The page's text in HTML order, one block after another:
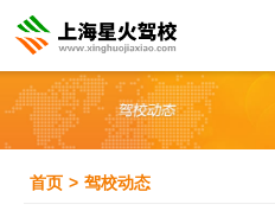
首页 > 驾校动态